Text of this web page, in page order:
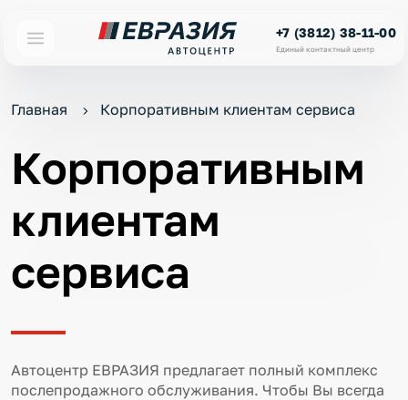
+7 (3812) 38-11-00
Единый контактный центр
Главная Корпоративным клиентам сервиса
Корпоративным
клиентам
сервиса
Автоцентр ЕВРАЗИЯ предлагает полный комплекс
послепродажного обслуживания. Чтобы Вы всегда